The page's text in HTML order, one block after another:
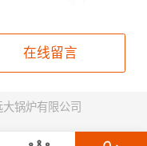
在线留言
大锅炉有限公司